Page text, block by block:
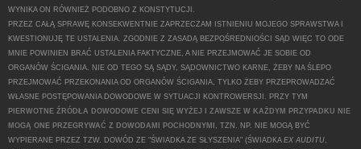
WYNIKA ON RÓWNIEŻ PODOBNO Z KONSTYTUCJI.
PRZEZ CAŁĄ SPRAWĘ KONSEKWENTNIE ZAPRZECZAM ISTNIENIU MOJEGO SPRAWSTWA I
KWESTIONUJĘ TE USTALENIA. ZGODNIE Z ZASADĄ BEZPOŚREDNIOŚCI SĄD WIĘC TO ODE
MNIE POWINIEN BRAĆ USTALENIA FAKTYCZNE, A NIE PRZEJMOWAĆ JE SOBIE OD
ORGANÓW ŚCIGANIA. NIE OD TEGO SĄ SĄDY, SĄDOWNICTWO KARNE, ŻEBY NA ŚLEPO
PRZEJMOWAĆ PRZEKONANIA OD ORGANÓW ŚCIGANIA, TYLKO ŻEBY PRZEPROWADZAĆ
WŁASNE POSTĘPOWANIA DOWODOWE W SYTUACJI KONTROWERSJI. PRZY TYM
PIERWOTNE ŹRÓDŁA DOWODOWE CENI SIĘ WYŻEJ I ZAWSZE W KAŻDYM PRZYPADKU NIE
MOGĄ ONE PRZEGRYWAĆ Z DOWODAMI POCHODNYMI
, TZN. NP. NIE MOGĄ BYĆ
WYPIERANE PRZEZ TZW. DOWÓD ZE "ŚWIADKA ZE SŁYSZENIA" (ŚWIADKA EX AUDITU